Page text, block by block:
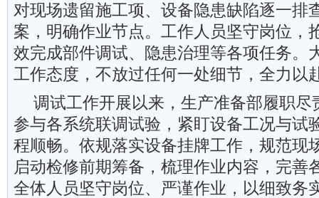
对现场遗留施工项、设备隐患缺陷逐一排
案，明确作业节点。工作人员坚守岗位，
效完成部件调试、隐患治理等各项任务。
工作态度，不放过任何一处细节，全力以
调试工作开展以来，生产准备部履职尽
参与各系统联调试验，紧盯设备工况与试
程顺畅。依规落实设备挂牌工作，规范现
启动检修前期筹备，梳理作业内容，完善
全体人员坚守岗位、严谨作业，以细致务